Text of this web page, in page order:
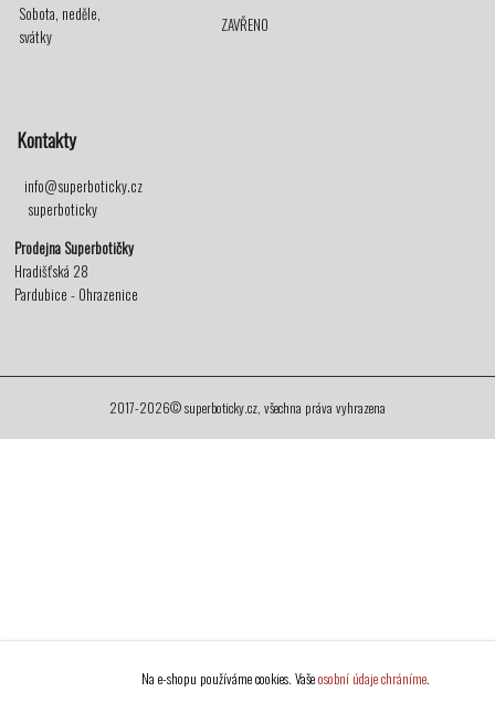
Sobota, neděle,
svátky
ZAVŘENO
Kontakty
info@superboticky.cz
superboticky
Prodejna Superbotičky
Hradišťská 28
Pardubice - Ohrazenice
2017-2026© superboticky.cz, všechna práva vyhrazena
Na e-shopu používáme cookies. Vašeosobní údaje chráníme.